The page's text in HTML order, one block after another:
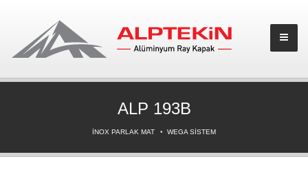
ALP 193B
İNOX PARLAK MAT WEGA SİSTEM